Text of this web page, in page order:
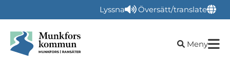
Lyssna Översätt/translate
Öppna
Meny